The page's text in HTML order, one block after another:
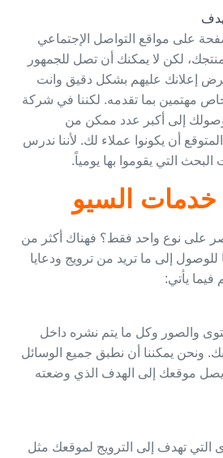
على مواقع التواصل الإجتماعي
لكن لا يمكنك أن تصل للجمهور
إعلانك عليهم بشكل دقيق وانت
مهتمين بما تقدمه. لكننا في شركة
إلى أكبر عدد ممكن من
أن يكونوا عملاء لك. لأننا ندرس
التي يقوموا بها يومياً.
خدمات السيو
على نوع واحد فقط؟ فهناك أكثر من
إلى ما تريد من ترويج ودعايا
يأتي:
والصور وكل ما يتم نشره داخل
ونحن يمكننا أن نطبق جميع الوسائل
يصل موقعك إلى الهدف الذي وضعته
التي تهدف إلى الترويج لموقعك مثل